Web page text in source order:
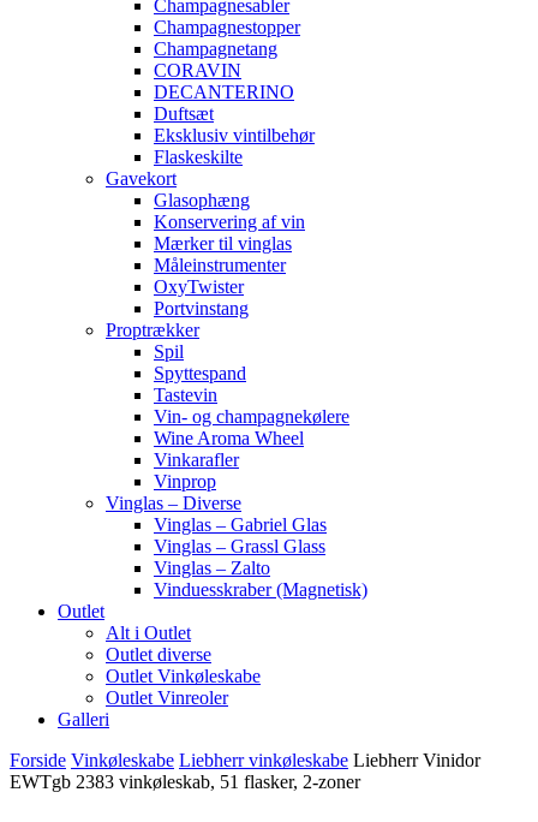
Champagnesabler
Champagnestopper
Champagnetang
CORAVIN
DECANTERINO
Duftsæt
Eksklusiv vintilbehør
Flaskeskilte
Gavekort
Glasophæng
Konservering af vin
Mærker til vinglas
Måleinstrumenter
OxyTwister
Portvinstang
Proptrækker
Spil
Spyttespand
Tastevin
Vin- og champagnekølere
Wine Aroma Wheel
Vinkarafler
Vinprop
Vinglas – Diverse
Vinglas – Gabriel Glas
Vinglas – Grassl Glass
Vinglas – Zalto
Vinduesskraber (Magnetisk)
Outlet
Alt i Outlet
Outlet diverse
Outlet Vinkøleskabe
Outlet Vinreoler
Galleri
Forside Vinkøleskabe Liebherr vinkøleskabe Liebherr Vinidor
EWTgb 2383 vinkøleskab, 51 flasker, 2-zoner